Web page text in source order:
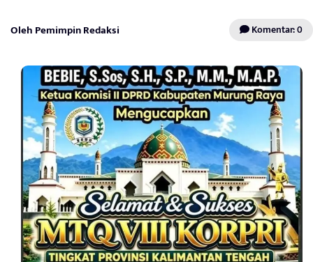
Oleh Pemimpin Redaksi Komentar: 0